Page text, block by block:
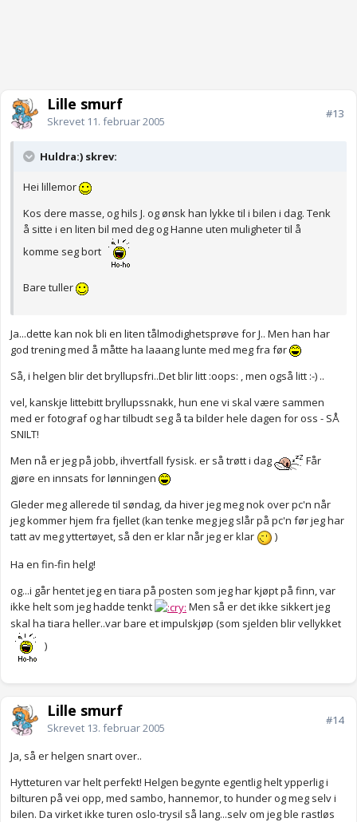
Lille smurf
Skrevet 11. februar 2005
#13
Huldra:) skrev:
Hei lillemor
Kos dere masse, og hils J. og ønsk han lykke til i bilen i dag. Tenk
å sitte i en liten bil med deg og Hanne uten muligheter til å
komme seg bort
Bare tuller
Ja...dette kan nok bli en liten tålmodighetsprøve for J.. Men han har
god trening med å måtte ha laaang lunte med meg fra før
Så, i helgen blir det bryllupsfri..Det blir litt :oops: , men også litt :-) ..
vel, kanskje littebitt bryllupssnakk, hun ene vi skal være sammen
med er fotograf og har tilbudt seg å ta bilder hele dagen for oss - SÅ
SNILT!
Men nå er jeg på jobb, ihvertfall fysisk. er så trøtt i dag
Får
gjøre en innsats for lønningen
Gleder meg allerede til søndag, da hiver jeg meg nok over pc'n når
jeg kommer hjem fra fjellet (kan tenke meg jeg slår på pc'n før jeg har
tatt av meg yttertøyet, så den er klar når jeg er klar
)
Ha en fin-fin helg!
og...i går hentet jeg en tiara på posten som jeg har kjøpt på finn, var
ikke helt som jeg hadde tenkt
Men så er det ikke sikkert jeg
skal ha tiara heller..var bare et impulskjøp (som sjelden blir vellykket
)
Lille smurf
Skrevet 13. februar 2005
#14
Ja, så er helgen snart over..
Hytteturen var helt perfekt! Helgen begynte egentlig helt ypperlig i
bilturen på vei opp, med sambo, hannemor, to hunder og meg selv i
bilen. Da virket ikke turen oslo-trysil så lang...selv om jeg ble rastløs